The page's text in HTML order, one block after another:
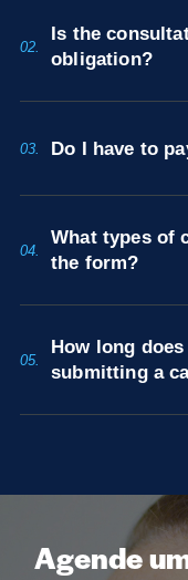
02.
Is the
obligation?
03. Do I have to
04.
What types of
the form?
05.
How long
submitting a
Agende